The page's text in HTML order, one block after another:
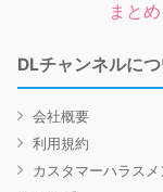
まとめ
DLチャンネルに
会社概要
利用規約
カスタマーハラス